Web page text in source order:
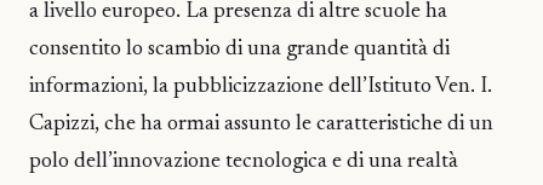
a livello europeo. La presenza di altre scuole ha
consentito lo scambio di una grande quantità di
informazioni, la pubblicizzazione dell’Istituto Ven. I.
Capizzi, che ha ormai assunto le caratteristiche di un
polo dell’innovazione tecnologica e di una realtà